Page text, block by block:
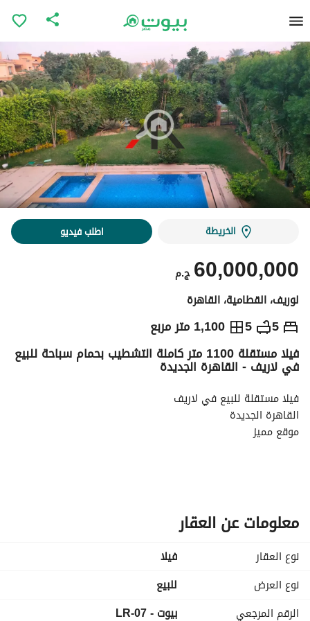
الخريطة اطلب فيديو
ج.م 60,000,000
لوريف، القطامية، القاهرة
5
5 1,100 متر مربع ج.م 60,000,000
التفاصيل الاتجاهات والمؤشرات رهن عقاري
فيلا مستقلة 1100 متر كاملة التشطيب بحمام سباحة للبيع
في لاريف - القاهرة الجديدة
فيلا مستقلة للبيع في لاريف
القاهرة الجديدة
موقع مميز
كاملة التشطيب
حمام سباحة
5 غرف نوم
5 حمام
غرفة مربية مع حمام
معلومات عن العقار
نوع العقار
فیلا
نوع العرض
للبيع
الرقم المرجعي
بيوت - LR-07